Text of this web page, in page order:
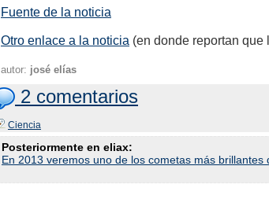
Fuente de la noticia
Otro enlace a la noticia (en donde reportan
autor: josé elías
2 comentarios
Ciencia
Posteriormente en eliax:
En 2013 veremos uno de los cometas más brillantes